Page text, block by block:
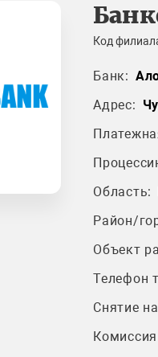
Код
Банк:
Адрес:
Область:
Район/
Объект
Телефон
Снятие